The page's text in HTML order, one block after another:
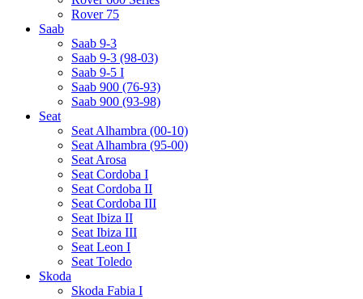
Rover 75
Saab
Saab 9-3
Saab 9-3 (98-03)
Saab 9-5 I
Saab 900 (76-93)
Saab 900 (93-98)
Seat
Seat Alhambra (00-10)
Seat Alhambra (95-00)
Seat Arosa
Seat Cordoba I
Seat Cordoba II
Seat Cordoba III
Seat Ibiza II
Seat Ibiza III
Seat Leon I
Seat Toledo
Skoda
Skoda Fabia I